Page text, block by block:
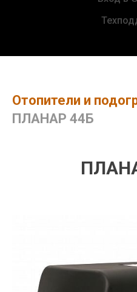
Отопители и
ПЛАНАР 44Б